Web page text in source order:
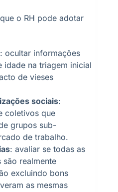
o RH pode adotar
: ocultar informações
idade na triagem inicial
de vieses
sociais:
coletivos que
grupos sub-
de trabalho.
: avaliar se todas as
realmente
excluindo bons
as mesmas